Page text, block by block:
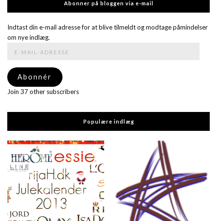
Abonner på bloggen via e-mail
Indtast din e-mail adresse for at blive tilmeldt og modtage påmindelser
om nye indlæg.
adresse
Abonnér
Join 37 other subscribers
Populære indlæg